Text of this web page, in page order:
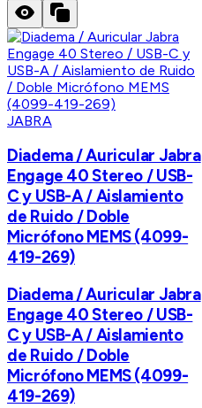
JABRA
Diadema / Auricular Jabra
Engage 40 Stereo / USB-
C y USB-A / Aislamiento
de Ruido / Doble
Micrófono MEMS (4099-
419-269)
Diadema / Auricular Jabra
Engage 40 Stereo / USB-
C y USB-A / Aislamiento
de Ruido / Doble
Micrófono MEMS (4099-
419-269)